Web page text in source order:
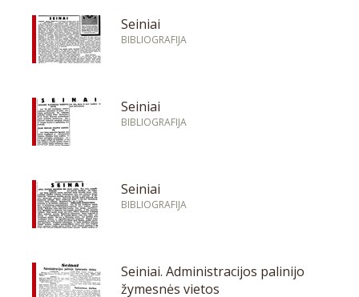
Seiniai
BIBLIOGRAFIJA
Seiniai
BIBLIOGRAFIJA
Seiniai
BIBLIOGRAFIJA
Seiniai. Administracijos palinijo
žymesnės vietos